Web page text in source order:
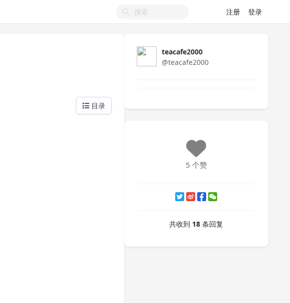
注册 登录
目录
teacafe2000
@teacafe2000
5 个赞
共收到 18 条回复